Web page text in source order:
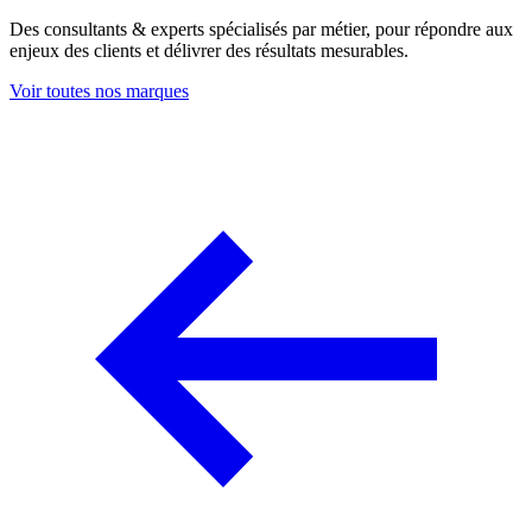
Des consultants & experts spécialisés par métier, pour répondre aux
enjeux des clients et délivrer des résultats mesurables.
Voir toutes nos marques